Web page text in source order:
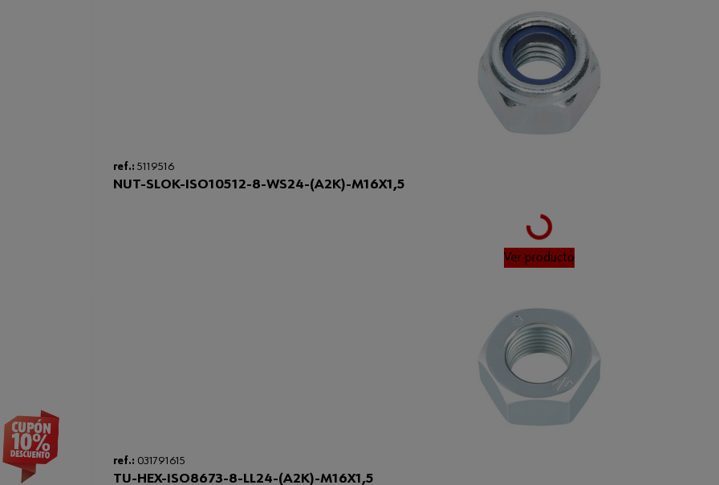
ref.: 5119516
NUT-SLOK-ISO10512-8-WS24-(A2K)-M16X1,5
Loading...
Ver producto
ref.: 031791615
TU-HEX-ISO8673-8-LL24-(A2K)-M16X1,5